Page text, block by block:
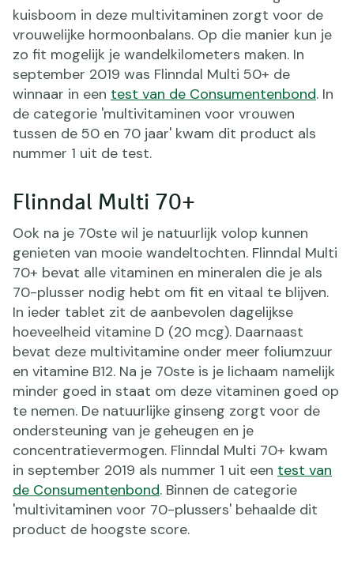
kuisboom in deze multivitaminen zorgt voor de
vrouwelijke hormoonbalans. Op die manier kun je
zo fit mogelijk je wandelkilometers maken. In
september 2019 was Flinndal Multi 50+ de
winnaar in een test van de Consumentenbond. In
de categorie 'multivitaminen voor vrouwen
tussen de 50 en 70 jaar' kwam dit product als
nummer 1 uit de test.
Flinndal Multi 70+
Ook na je 70ste wil je natuurlijk volop kunnen
genieten van mooie wandeltochten. Flinndal Multi
70+ bevat alle vitaminen en mineralen die je als
70-plusser nodig hebt om fit en vitaal te blijven.
In ieder tablet zit de aanbevolen dagelijkse
hoeveelheid vitamine D (20 mcg). Daarnaast
bevat deze multivitamine onder meer foliumzuur
en vitamine B12. Na je 70ste is je lichaam namelijk
minder goed in staat om deze vitaminen goed op
te nemen. De natuurlijke ginseng zorgt voor de
ondersteuning van je geheugen en je
concentratievermogen. Flinndal Multi 70+ kwam
in september 2019 als nummer 1 uit een test van
de Consumentenbond. Binnen de categorie
'multivitaminen voor 70-plussers' behaalde dit
product de hoogste score.